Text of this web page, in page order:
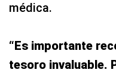
médica.
“Es importante
tesoro invaluable.